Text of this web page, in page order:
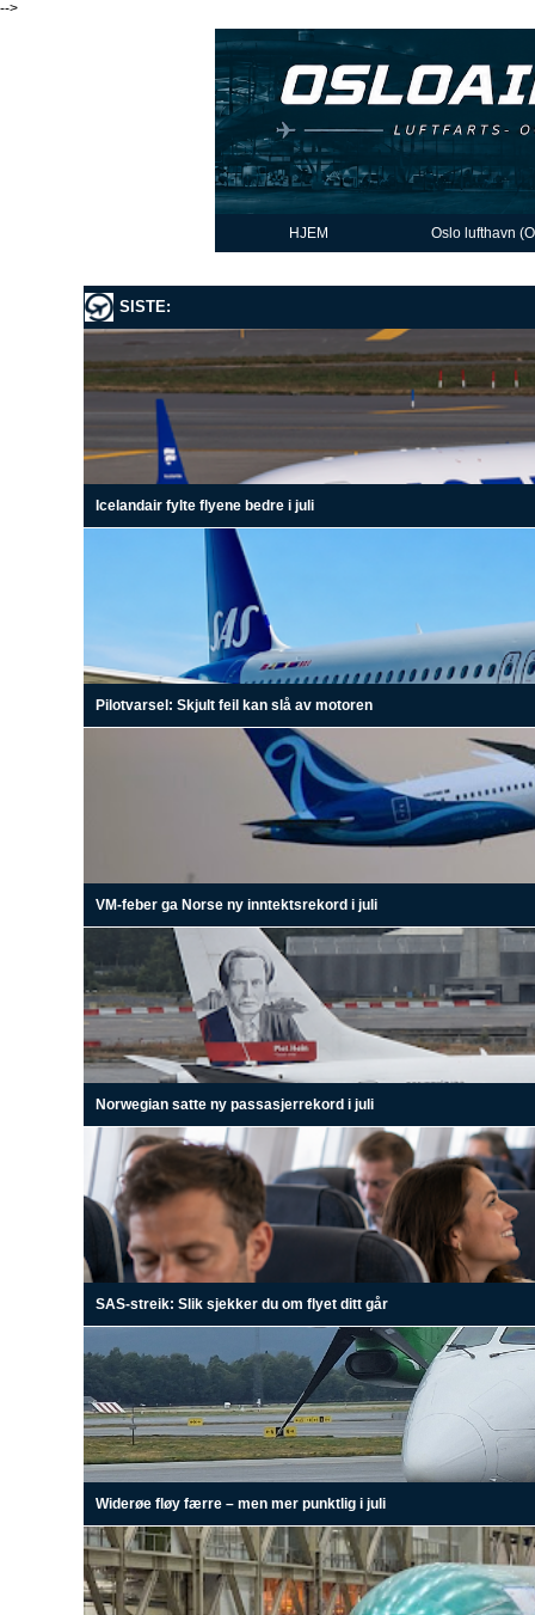
-->
HJEM Oslo lufthavn
SISTE:
Icelandair fylte flyene bedre i juli
Pilotvarsel: Skjult feil kan slå av motoren
VM-feber ga Norse ny inntektsrekord i juli
Norwegian satte ny passasjerrekord i juli
SAS-streik: Slik sjekker du om flyet ditt går
Widerøe fløy færre – men mer punktlig i juli